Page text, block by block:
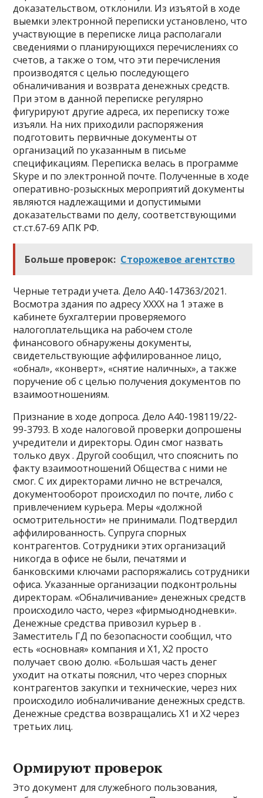
доказательством, отклонили. Из изъятой в ходе
выемки электронной переписки установлено, что
участвующие в переписке лица располагали
сведениями о планирующихся перечислениях со
счетов, а также о том, что эти перечисления
производятся с целью последующего
обналичивания и возврата денежных средств.
При этом в данной переписке регулярно
фигурируют другие адреса, их переписку тоже
изъяли. На них приходили распоряжения
подготовить первичные документы от
организаций по указанным в письме
спецификациям. Переписка велась в программе
Skype и по электронной почте. Полученные в ходе
оперативно-розыскных мероприятий документы
являются надлежащими и допустимыми
доказательствами по делу, соответствующими
ст.ст.67-69 АПК РФ.
Больше проверок: Сторожевое агентство
Черные тетради учета. Дело А40-147363/2021.
Восмотра здания по адресу ХХХХ на 1 этаже в
кабинете бухгалтерии проверяемого
налогоплательщика на рабочем столе
финансового обнаружены документы,
свидетельствующие аффилированное лицо,
«обнал», «конверт», «снятие наличных», а также
поручение об с целью получения документов по
взаимоотношениям.
Признание в ходе допроса. Дело А40-198119/22-
99-3793. В ходе налоговой проверки допрошены
учредители и директоры. Один смог назвать
только двух . Другой сообщил, что спояснить по
факту взаимоотношений Общества с ними не
смог. С их директорами лично не встречался,
документооборот происходил по почте, либо с
привлечением курьера. Меры «должной
осмотрительности» не принимали. Подтвердил
аффилированность. Супруга спорных
контрагентов. Сотрудники этих организаций
никогда в офисе не были, печатями и
банковскими ключами распоряжались сотрудники
офиса. Указанные организации подконтрольны
директорам. «Обналичивание» денежных средств
происходило часто, через «фирмыоднодневки».
Денежные средства привозил курьер в .
Заместитель ГД по безопасности сообщил, что
есть «основная» компания и Х1, Х2 просто
получает свою долю. «Большая часть денег
уходит на откаты пояснил, что через спорных
контрагентов закупки и технические, через них
происходило иобналичивание денежных средств.
Денежные средства возвращались Х1 и Х2 через
третьих лиц.
Ормируют проверок
Это документ для служебного пользования,